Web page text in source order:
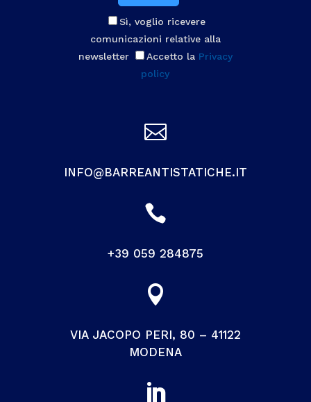
Sì, voglio ricevere
comunicazioni relative alla
newsletter
Accetto la Privacy
policy

INFO@BARREANTISTATICHE.IT

+39 059 284875

VIA JACOPO PERI, 80 – 41122
MODENA
